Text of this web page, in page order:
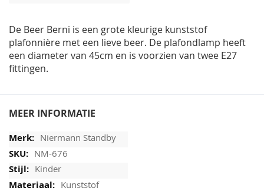
De Beer Berni is een grote kleurige kunststof
plafonnière met een lieve beer. De plafondlamp heeft
een diameter van 45cm en is voorzien van twee E27
fittingen.
MEER INFORMATIE
Niermann Standby
NM-676
Kinder
Kunststof